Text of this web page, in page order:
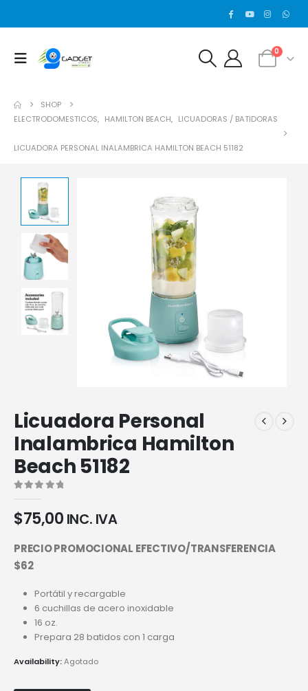
0
SHOP
ELECTRODOMESTICOS, HAMILTON BEACH, LICUADORAS / BATIDORAS
LICUADORA PERSONAL INALAMBRICA HAMILTON BEACH 51182
Licuadora Personal
Inalambrica Hamilton
Beach 51182
$75,00 INC. IVA
PRECIO PROMOCIONAL EFECTIVO/TRANSFERENCIA
$62
Portátil y recargable
6 cuchillas de acero inoxidable
16 oz.
Prepara 28 batidos con 1 carga
Availability:Agotado